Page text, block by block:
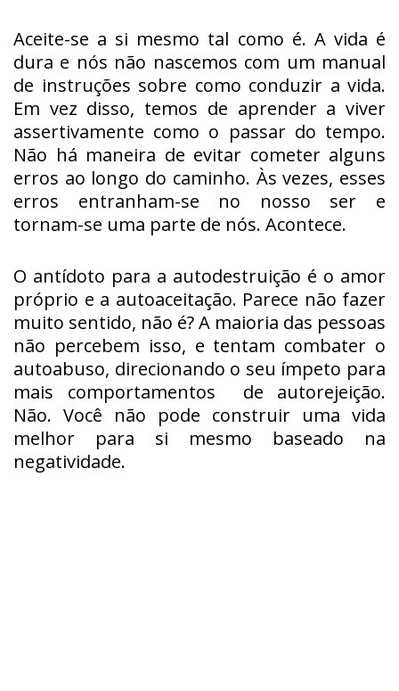
Aceite-se a si mesmo tal como é. A vida é
dura e nós não nascemos com um manual
de instruções sobre como conduzir a vida.
Em vez disso, temos de aprender a viver
assertivamente como o passar do tempo.
Não há maneira de evitar cometer alguns
erros ao longo do caminho. Às vezes, esses
erros entranham-se no nosso ser e
tornam-se uma parte de nós. Acontece.
O antídoto para a autodestruição é o amor
próprio e a autoaceitação. Parece não fazer
muito sentido, não é? A maioria das pessoas
não percebem isso, e tentam combater o
autoabuso, direcionando o seu ímpeto para
mais comportamentos de autorejeição.
Não. Você não pode construir uma vida
melhor para si mesmo baseado na
negatividade.